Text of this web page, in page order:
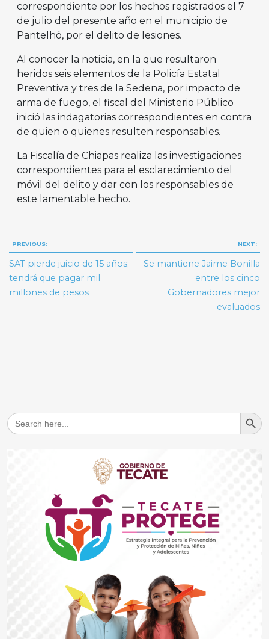
correspondiente por los hechos registrados el 7
de julio del presente año en el municipio de
Pantelhó, por el delito de lesiones.
Al conocer la noticia, en la que resultaron
heridos seis elementos de la Policía Estatal
Preventiva y tres de la Sedena, por impacto de
arma de fuego, el fiscal del Ministerio Público
inició las indagatorias correspondientes en contra
de quien o quienes resulten responsables.
La Fiscalía de Chiapas realiza las investigaciones
correspondientes para el esclarecimiento del
móvil del delito y dar con los responsables de
este lamentable hecho.
Navegación
de
entradas
PREVIOUS:
SAT pierde juicio de 15 años;
tendrá que pagar mil
millones de pesos
NEXT:
Se mantiene Jaime Bonilla
entre los cinco
Gobernadores mejor
evaluados
Search
for:
Search